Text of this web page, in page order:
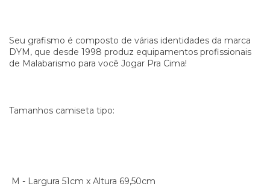
Seu grafismo é composto de várias identidades da marca
DYM, que desde 1998 produz equipamentos profissionais
de Malabarismo para você Jogar Pra Cima!
Tamanhos camiseta tipo:
M - Largura 51cm x Altura 69,50cm